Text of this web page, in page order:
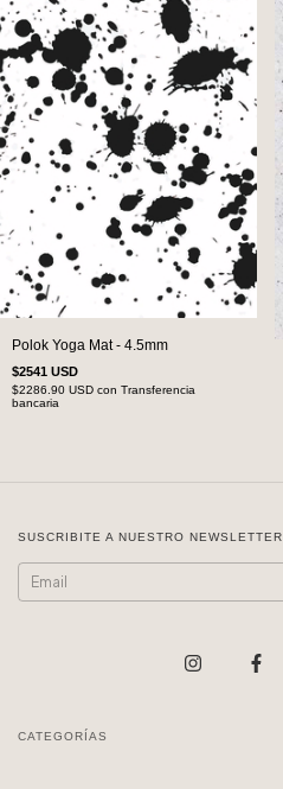
Polok Yoga Mat - 4.5mm
$2541 USD
$2286.90 USD con Transferencia
bancaria
SUSCRIBITE A NUESTRO NEWSLETTER
CATEGORÍAS